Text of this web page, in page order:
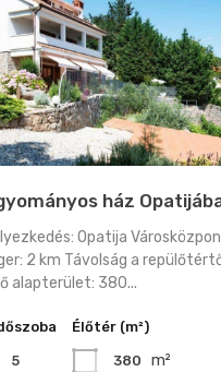
ház
Opatija
2 km Távolság a
alapterület: 380...
5
Élőtér (m²)
380 m²